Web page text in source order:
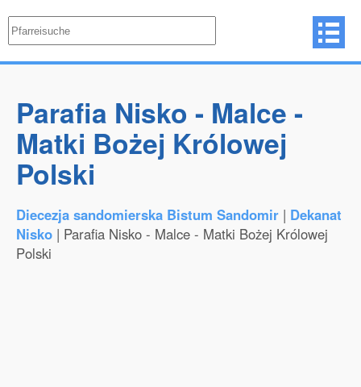
Parafia Nisko - Malce -
Matki Bożej Królowej
Polski
Diecezja sandomierska Bistum Sandomir | Dekanat
Nisko | Parafia Nisko - Malce - Matki Bożej Królowej
Polski